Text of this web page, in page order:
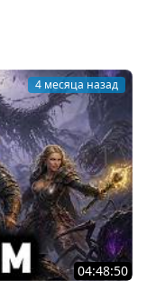
[PC 2021] #14
4 месяца назад
04:48:50